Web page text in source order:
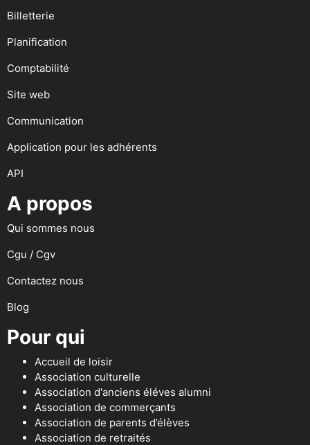
Billetterie
Planification
Comptabilité
Site web
Communication
Application pour les adhérents
API
A propos
Qui sommes nous
Cgu / Cgv
Contactez nous
Blog
Pour qui
Accueil de loisir
Association culturelle
Association d'anciens éléves alumni
Association de commerçants
Association de parents d’élèves
Association de retraités